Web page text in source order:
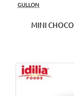
GULLON